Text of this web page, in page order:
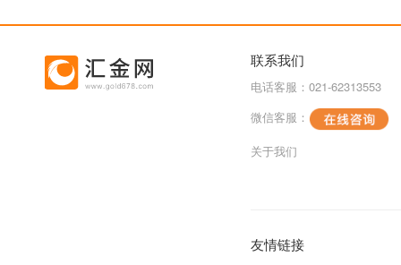
联系我们
电话客服：021-62313553
微信客服：
关于我们
友情链接